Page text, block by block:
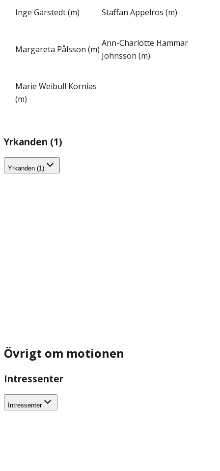
Inge Garstedt (m) Staffan Appelros (m)
Margareta Pålsson (m)
Ann-Charlotte Hammar
Johnsson (m)
Marie Weibull Kornias
(m)
Yrkanden (1)
Yrkanden (1)
Övrigt om motionen
Intressenter
Intressenter